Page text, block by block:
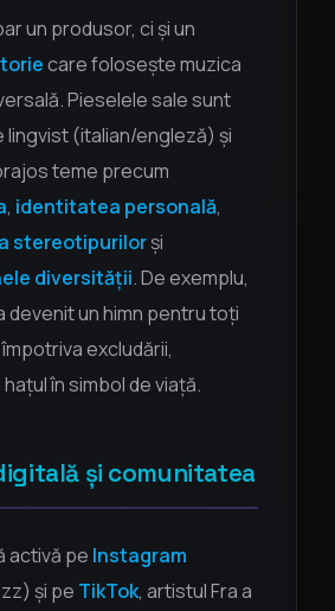
un produsor, ci și un
care folosește muzica
Pieselele sale sunt
lingvist (italian/engleză) și
teme precum
, identitatea personală,
stereotipurilorși
diversității. De exemplu,
devenit un himn pentru toți
excludării,
în simbol de viață.
și comunitatea
activă pe Instagram
și pe TikTok, artistul Fra a